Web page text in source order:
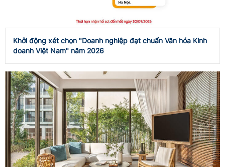
Khởi động xét chọn "Doanh nghiệp đạt chuẩn Văn hóa Kinh
doanh Việt Nam" năm 2026